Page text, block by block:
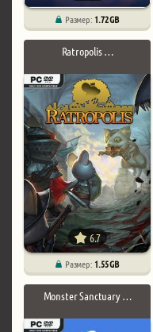
Размер: 1.72 GB
Ratropolis …
6.7
Размер: 1.55 GB
Monster Sanctuary …